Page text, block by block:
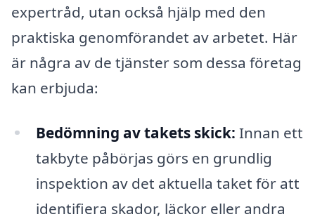
expertråd, utan också hjälp med den
praktiska genomförandet av arbetet. Här
är några av de tjänster som dessa företag
kan erbjuda:
Bedömning av takets skick: Innan ett
takbyte påbörjas görs en grundlig
inspektion av det aktuella taket för att
identifiera skador, läckor eller andra